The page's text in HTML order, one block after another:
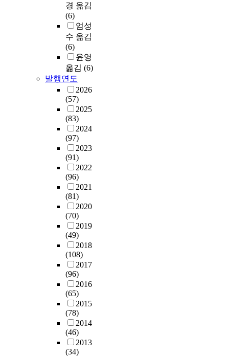
경 옮김
(6)
엄성
수 옮김
(6)
윤영
옮김 (6)
발행연도
2026
(57)
2025
(83)
2024
(97)
2023
(91)
2022
(96)
2021
(81)
2020
(70)
2019
(49)
2018
(108)
2017
(96)
2016
(65)
2015
(78)
2014
(46)
2013
(34)